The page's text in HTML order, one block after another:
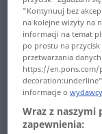
светкавичен ...
своеволие
своевременен
сдобивам ...
село ... си
"Kontynuuj bez
na kolejne wizyty na
informacji na temat
po prostu na
przetwarzania
https://
informacje o
Wraz z naszymi
zapewnienia: